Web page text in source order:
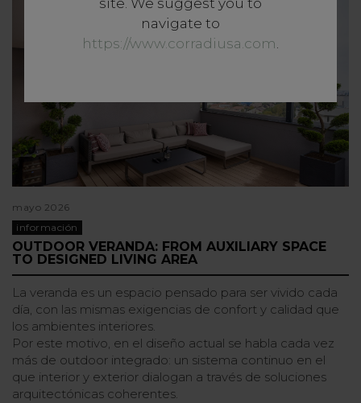
site. We suggest you to
navigate to
https://www.corradiusa.com.
mayo 2026
información
OUTDOOR VERANDA: FROM AUXILIARY SPACE
TO DESIGNED LIVING AREA
La veranda es un espacio pensado para ser vivido cada
día, con las mismas exigencias de confort y calidad que
los ambientes interiores.
Por este motivo, en el diseño actual se habla cada vez
más de outdoor integrado: un sistema continuo en el
que interior y exterior dialogan a través de soluciones
arquitectónicas coherentes.